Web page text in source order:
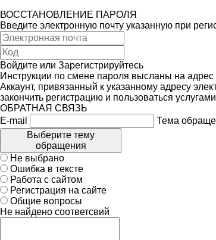
ВОССТАНОВЛЕНИЕ ПАРОЛЯ
Введите электронную почту указанную при
Войдите или Зарегистрируйтесь
Инструкции по смене пароля высланы на
Аккаунт, привязанный к указанному адресу
закончить регистрацию и пользоваться
ОБРАТНАЯ СВЯЗЬ
E-mail
Тема
Выберите тему
обращения
Не выбрано
Ошибка в тексте
Работа с сайтом
Регистрация на сайте
Общие вопросы
Не найдено соответсвий